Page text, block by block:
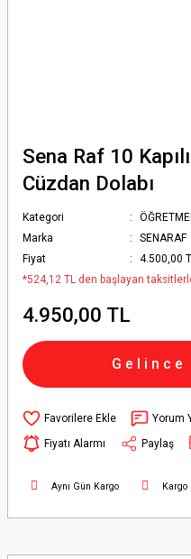
Sena Raf 10
Cüzdan Dolabı
Kategori
Marka
SENARAF
Fiyat
4.500,00
*524,12 TL den başlayan
4.950,00 TL
Gelince
Yorum
Fiyatı Alarmı
Paylaş
Aynı Gün Kargo Kargo